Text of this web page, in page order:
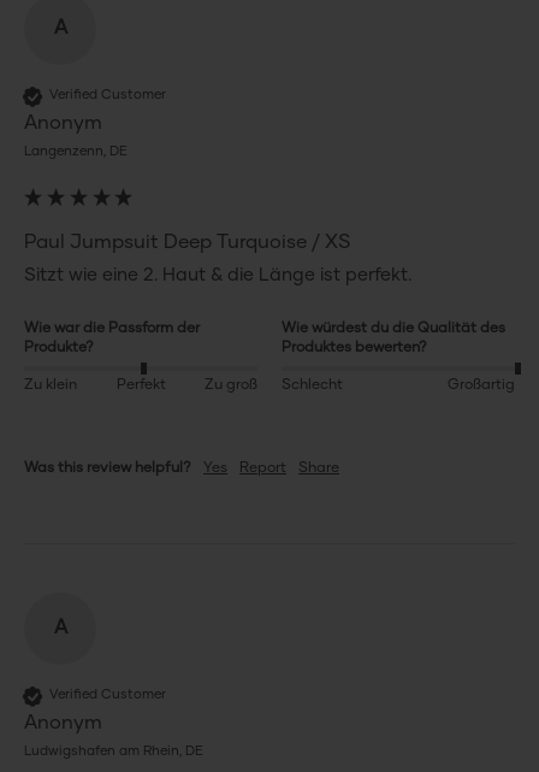
A
Verified Customer
Anonym
Langenzenn, DE
Paul Jumpsuit Deep Turquoise / XS
Sitzt wie eine 2. Haut & die Länge ist perfekt.
Wie war die Passform der
Produkte?
Zu klein Perfekt Zu groß
Wie würdest du die Qualität des
Produktes bewerten?
Schlecht Großartig
Was this review helpful? Yes Report Share
A
Verified Customer
Anonym
Ludwigshafen am Rhein, DE